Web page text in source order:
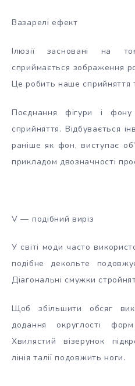
Вазарелі ефект
Ілюзії засновані на
сприймається зображення
Це робить наше сприйняття
Поєднання фігури і
сприйняття. Відбувається
раніше як фон, виступає
прикладом двозначності
V — подібний виріз
У світі моди часто
подібне декольте
Діагональні смужки
Щоб збільшити обсяг
додання округлості
Хвилястий візерунок
лінія талії подовжить ноги.